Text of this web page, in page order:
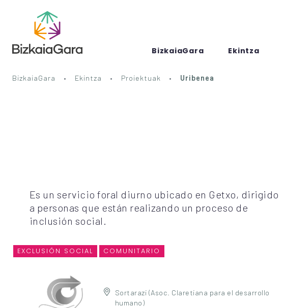
BizkaiaGara Ekintza
BizkaiaGara Ekintza Proiektuak Uribenea
Es un servicio foral diurno ubicado en Getxo, dirigido
a personas que están realizando un proceso de
inclusión social.
EXCLUSIÓN SOCIAL COMUNITARIO
Sortarazi (Asoc. Claretiana para el desarrollo
humano)